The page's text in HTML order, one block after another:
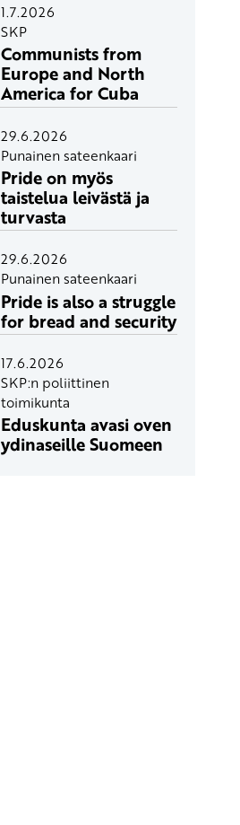
1.7.2026
SKP
Communists from
Europe and North
America for Cuba
29.6.2026
Punainen sateenkaari
Pride on myös
taistelua leivästä ja
turvasta
29.6.2026
Punainen sateenkaari
Pride is also a struggle
for bread and security
17.6.2026
SKP:n poliittinen
toimikunta
Eduskunta avasi oven
ydinaseille Suomeen